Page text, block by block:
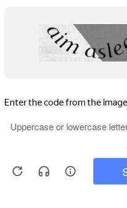
до -50%
цены
товары
по промокоду
до -70%
доставкой